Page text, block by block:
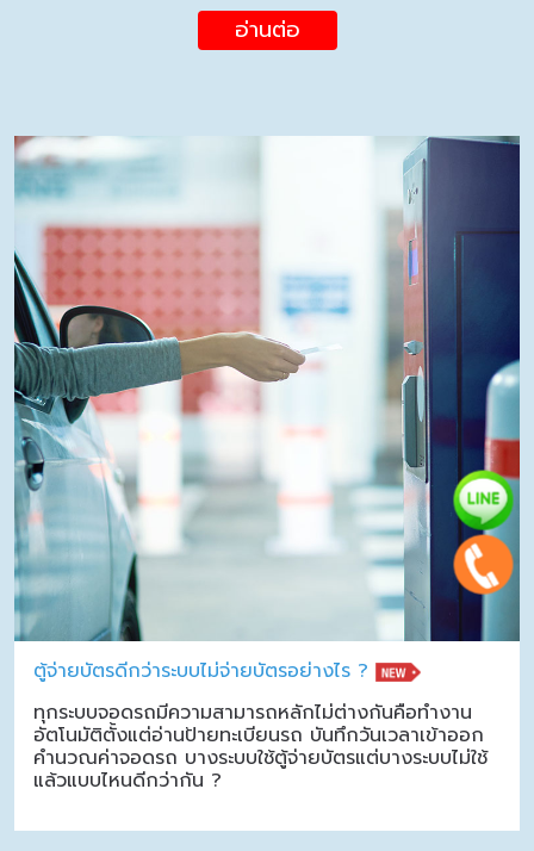
อ่านต่อ
ตู้จ่ายบัตรดีกว่าระบบไม่จ่ายบัตรอย่างไร ?
ทุกระบบจอดรถมีความสามารถหลักไม่ต่างกันคือทำงาน
อัตโนมัติตั้งแต่อ่านป้ายทะเบียนรถ บันทึกวันเวลาเข้าออก
คำนวณค่าจอดรถ บางระบบใช้ตู้จ่ายบัตรแต่บางระบบไม่ใช้
แล้วแบบไหนดีกว่ากัน ?